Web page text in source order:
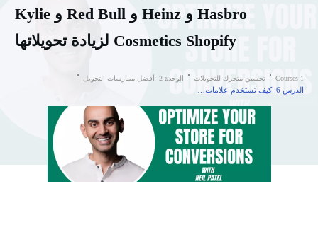
Hasbro و Heinz و Red Bull و Kylie
Cosmetics Shopify لزيادة تحويلاتها
Courses 1 تحسين متجرك للتحويلات الوحدة 2: أفضل ممارسات التحويل